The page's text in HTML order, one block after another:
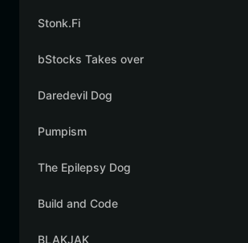
Stonk.Fi
bStocks Takes over
Daredevil Dog
Pumpism
The Epilepsy Dog
Build and Code
BLAKJAK